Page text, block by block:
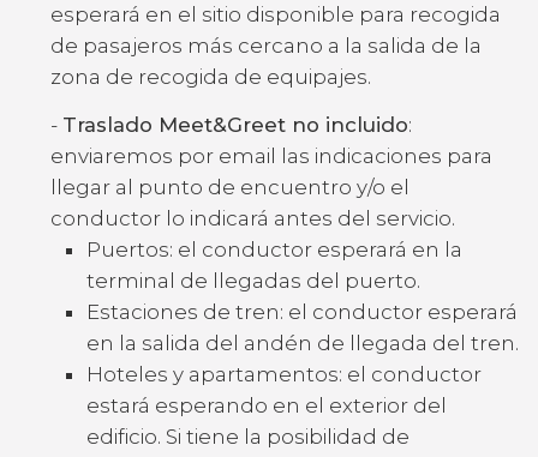
esperará en el sitio disponible para recogida
de pasajeros más cercano a la salida de la
zona de recogida de equipajes.
- Traslado Meet&Greet no incluido:
enviaremos por email las indicaciones para
llegar al punto de encuentro y/o el
conductor lo indicará antes del servicio.
Puertos: el conductor esperará en la
terminal de llegadas del puerto.
Estaciones de tren: el conductor esperará
en la salida del andén de llegada del tren.
Hoteles y apartamentos: el conductor
estará esperando en el exterior del
edificio. Si tiene la posibilidad de